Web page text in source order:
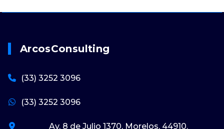
ArcosConsulting
(33) 3252 3096
(33) 3252 3096
Av. 8 de Julio 1370, Morelos, 44910.